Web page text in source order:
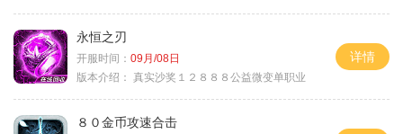
永恒之刃
开服时间： 09月/08日
版本介绍： 真实沙奖１２８８８公益微变单职业
详情
８０金币攻速合击